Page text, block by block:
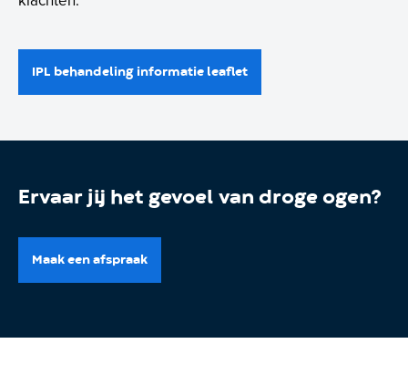
IPL behandeling informatie leaflet
Ervaar jij het gevoel van droge ogen?
Maak een afspraak